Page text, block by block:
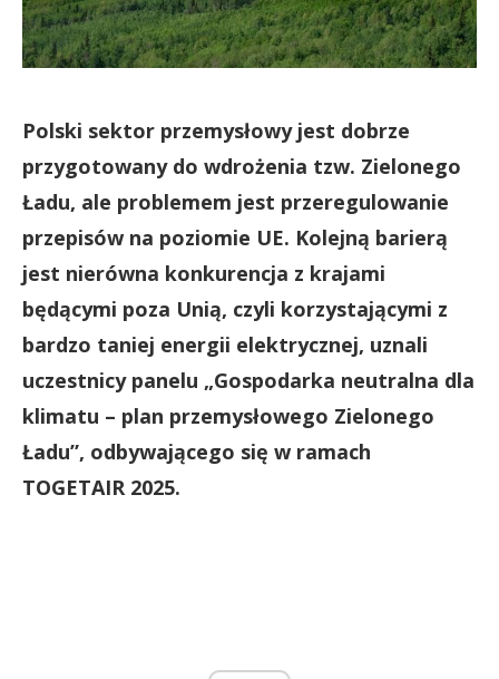
Polski sektor przemysłowy jest dobrze
przygotowany do wdrożenia tzw. Zielonego
Ładu, ale problemem jest przeregulowanie
przepisów na poziomie UE. Kolejną barierą
jest nierówna konkurencja z krajami
będącymi poza Unią, czyli korzystającymi z
bardzo taniej energii elektrycznej, uznali
uczestnicy panelu „Gospodarka neutralna dla
klimatu – plan przemysłowego Zielonego
Ładu”, odbywającego się w ramach
TOGETAIR 2025.